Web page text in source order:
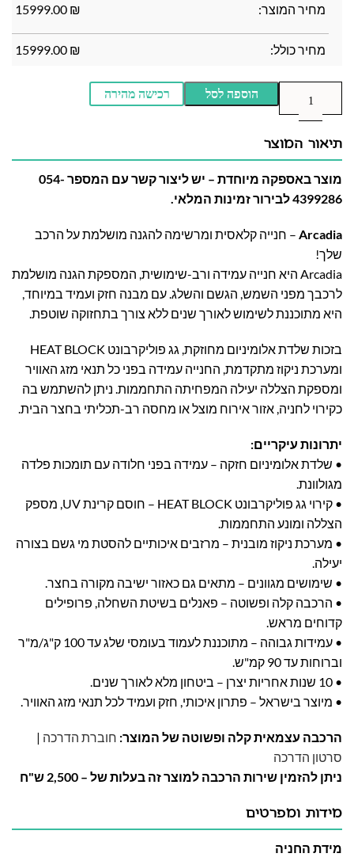
מחיר המוצר: ₪
15999.00
מחיר כולל: ₪
15999.00
הוספה לסל רכישה מהירה
תיאור המוצר
מוצר באספקה מיוחדת – יש ליצור קשר עם המספר 054-
4399286 לבירור זמינות המלאי.
Arcadia – חנייה קלאסית ומרשימה להגנה מושלמת על הרכב
שלך!
Arcadia היא חנייה עמידה ורב-שימושית, המספקת הגנה מושלמת
לרכבך מפני השמש, הגשם והשלג. עם מבנה חזק ועמיד במיוחד,
היא מתוכננת לשימוש לאורך שנים ללא צורך בתחזוקה שוטפת.
בזכות שלדת אלומיניום מחוזקת, גג פוליקרבונט HEAT BLOCK
ומערכת ניקוז מתקדמת, החנייה עמידה בפני כל תנאי מזג האוויר
ומספקת הצללה יעילה המפחיתה התחממות. ניתן להשתמש בה
כקירוי לחניה, אזור אירוח מוצל או מחסה רב-תכליתי בחצר הבית.
יתרונות עיקריים:
• שלדת אלומיניום חזקה – עמידה בפני חלודה עם תומכות פלדה
מגולוונת.
• קירוי גג פוליקרבונט HEAT BLOCK – חוסם קרינת UV, מספק
הצללה ומונע התחממות.
• מערכת ניקוז מובנית – מרזבים איכותיים להסטת מי גשם בצורה
יעילה.
• שימושים מגוונים – מתאים גם כאזור ישיבה מקורה בחצר.
• הרכבה קלה ופשוטה – פאנלים בשיטת השחלה, פרופילים
קדוחים מראש.
• עמידות גבוהה – מתוכננת לעמוד בעומסי שלג עד 100 ק"ג/מ"ר
וברוחות עד 90 קמ"ש.
• 10 שנות אחריות יצרן – ביטחון מלא לאורך שנים.
• מיוצר בישראל – פתרון איכותי, חזק ועמיד לכל תנאי מזג האוויר.
הרכבה עצמאית קלה ופשוטה של המוצר: חוברת הדרכה |
סרטון הדרכה
ניתן להזמין שירות הרכבה למוצר זה בעלות של – 2,500 ש"ח
מידות ומפרטים
מידת החניה